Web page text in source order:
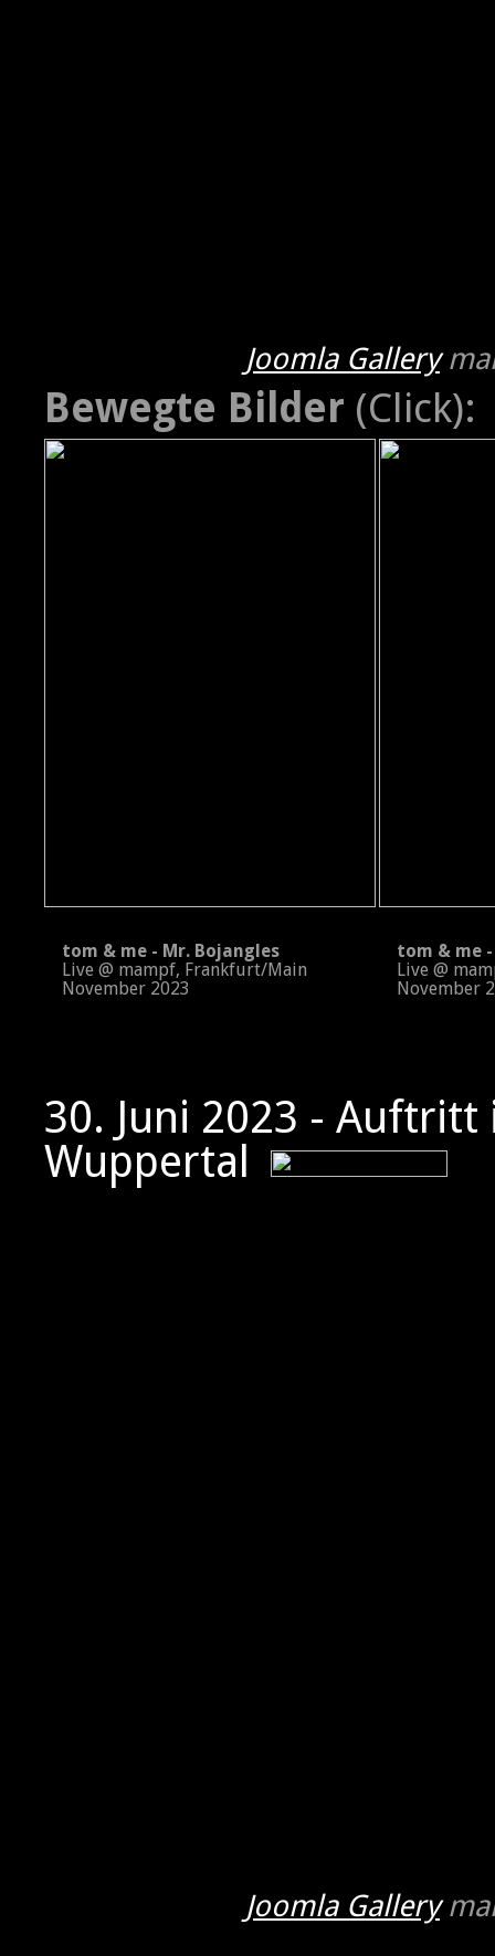
Joomla Gallery
Bewegte Bilder (Click):
tom & me - Mr. Bojangles
Live @ mampf, Frankfurt/Main
November 2023
tom & me -
Live @
November
30. Juni 2023 -
Wuppertal
Joomla Gallery